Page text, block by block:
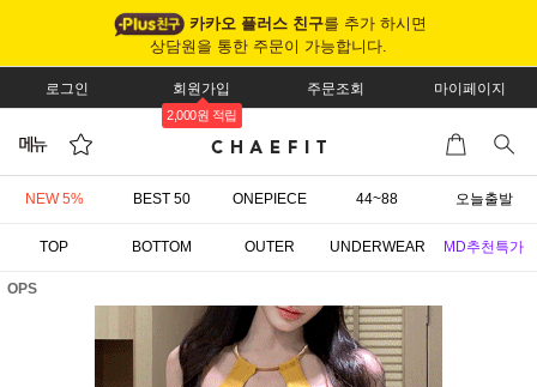
카카오 플러스 친구를 추가 하시면
상담원을 통한 주문이 가능합니다.
로그인 회원가입
2,000원 적립
주문조회 마이페이지
NEW 5% BEST 50 ONEPIECE 44~88 오늘출발
TOP BOTTOM OUTER UNDERWEAR MD추천특가
OPS